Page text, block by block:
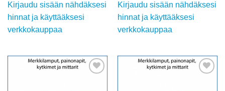
Kirjaudu sisään nähdäksesi
hinnat ja käyttääksesi
verkkokauppaa
Kirjaudu sisään nähdäksesi
hinnat ja käyttääksesi
verkkokauppaa